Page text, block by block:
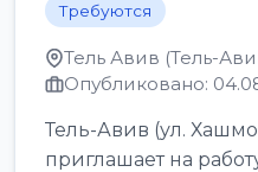
Требуются
Тель Авив (Тель-
Опубликовано:
Тель-Авив (ул.
приглашает на